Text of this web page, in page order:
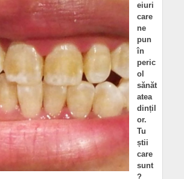
eiuri
care
ne
pun
în
peric
ol
sănăt
atea
dințil
or.
Tu
știi
care
sunt
?